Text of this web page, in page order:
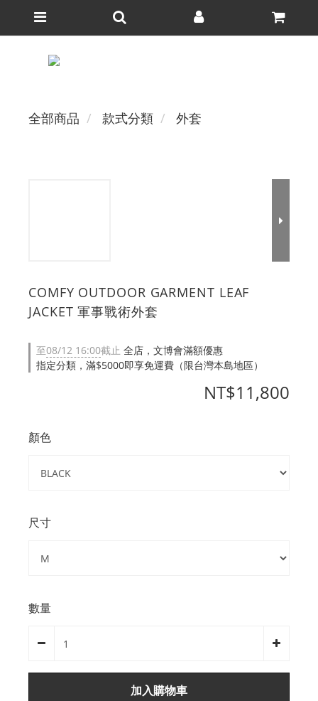
全部商品 款式分類 外套
COMFY OUTDOOR GARMENT LEAF
JACKET 軍事戰術外套
至08/12 16:00截止 全店，文博會滿額優惠
指定分類，滿$5000即享免運費（限台灣本島地區）
NT$11,800
顏色
尺寸
數量
加入購物車